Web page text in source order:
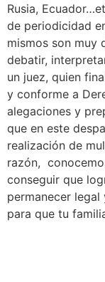
Rusia,
de periodicidad
mismos son muy
debatir,
un juez, quien
y conforme a
alegaciones y
que en este
realización de
razón,
conseguir que
permanecer
para que tu